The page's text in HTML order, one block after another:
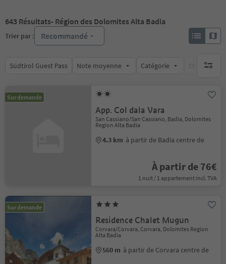
643 Résultats- Région des Dolomites Alta Badia
Trier par : Recommandé
Südtirol Guest Pass Note moyenne Catégorie Options de
aucun
Sur demande
App. Col dala Vara
San Cassiano/San Cassiano, Badia, Dolomites
Region Alta Badia
4.3 km à partir de Badia centre de
À partir de 76€
1 nuit / 1 appartement incl. TVA
Sur demande
Residence Chalet Mugun
Corvara/Corvara, Corvara, Dolomites Region
Alta Badia
560 m à partir de Corvara centre de